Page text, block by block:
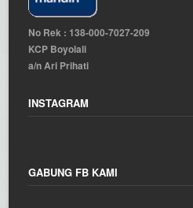
No Rek : 138-000-7027-209
KCP Boyolali
a/n Ari Prihati
INSTAGRAM
GABUNG FB KAMI